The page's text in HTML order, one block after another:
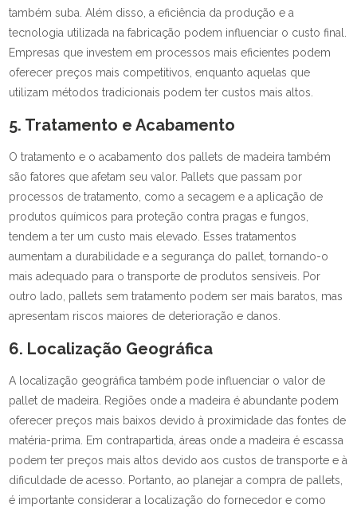
também suba. Além disso, a eficiência da produção e a
tecnologia utilizada na fabricação podem influenciar o custo final.
Empresas que investem em processos mais eficientes podem
oferecer preços mais competitivos, enquanto aquelas que
utilizam métodos tradicionais podem ter custos mais altos.
5. Tratamento e Acabamento
O tratamento e o acabamento dos pallets de madeira também
são fatores que afetam seu valor. Pallets que passam por
processos de tratamento, como a secagem e a aplicação de
produtos químicos para proteção contra pragas e fungos,
tendem a ter um custo mais elevado. Esses tratamentos
aumentam a durabilidade e a segurança do pallet, tornando-o
mais adequado para o transporte de produtos sensíveis. Por
outro lado, pallets sem tratamento podem ser mais baratos, mas
apresentam riscos maiores de deterioração e danos.
6. Localização Geográfica
A localização geográfica também pode influenciar o valor de
pallet de madeira. Regiões onde a madeira é abundante podem
oferecer preços mais baixos devido à proximidade das fontes de
matéria-prima. Em contrapartida, áreas onde a madeira é escassa
podem ter preços mais altos devido aos custos de transporte e à
dificuldade de acesso. Portanto, ao planejar a compra de pallets,
é importante considerar a localização do fornecedor e como